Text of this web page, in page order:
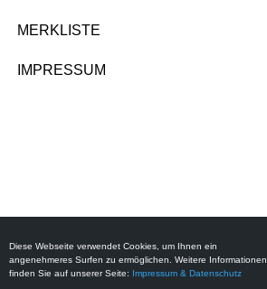
MERKLISTE
IMPRESSUM
Diese Webseite verwendet Cookies, um Ihnen ein
angenehmeres Surfen zu ermöglichen. Weitere Informationen
finden Sie auf unserer Seite: Impressum & Datenschutz